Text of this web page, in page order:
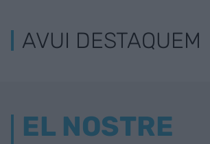
AVUI DESTAQUEM
EL NOSTRE